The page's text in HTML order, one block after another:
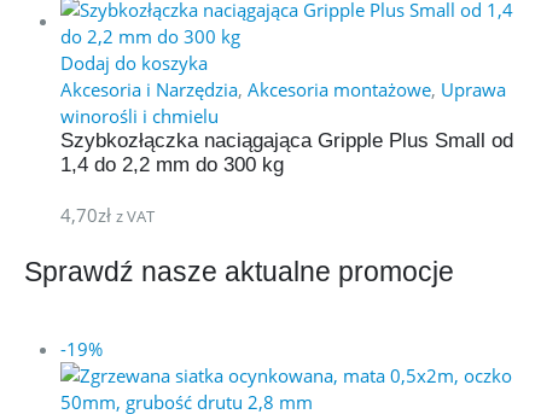
Dodaj do koszyka
Akcesoria i Narzędzia, Akcesoria montażowe, Uprawa
winorośli i chmielu
Szybkozłączka naciągająca Gripple Plus Small od
1,4 do 2,2 mm do 300 kg
4,70zł z VAT
Sprawdź nasze aktualne promocje
-19%